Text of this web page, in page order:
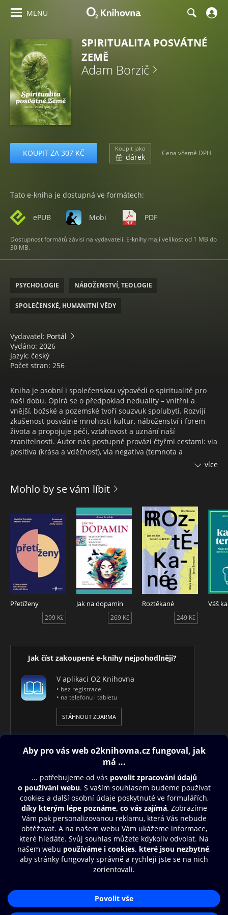
MENU
SPIRITUALITA POSVÁTNÉ
ZEMĚ
Adam Borzič
KOUPIT ZA 307 KČ Koupit jako
dárek Cena včetně DPH
Tato e-kniha je dostupná ve formátech:
ePUB Mobi PDF
Dostupnost formátů závisí na vydavateli. E-knihy mají velikost od 1 MB do
30 MB.
PSYCHOLOGIE NÁBOŽENSTVÍ, TEOLOGIE
SPOLEČENSKÉ, HUMANITNÍ VĚDY
Vydavatel: Portál
Vydáno: 2026
Jazyk: český
Počet stran: 256
Kniha je osobní i společenskou výpovědí o spiritualitě pro
naši dobu. Opírá se o předpoklad neduality – vnitřní a
vnější, božské a pozemské tvoří souzvuk spolubytí. Rozvíjí
zkušenost posvátné mnohosti kultur, náboženství i forem
života a propojuje péči, vztahovost a uznání naší
zranitelnosti. Autor nás postupně provází čtyřmi cestami: via
positiva (krása a vděčnost), via negativa (temnota a
krize i z inspirace mystickými tradicemi (zvláště křesťanské
je „manifest“ spolubytí – vize, která zve k soucitu, odvaze a
nové kultuře života.
více
Mohlo by se vám líbit
Přetíženy
299 Kč
Jak na dopamin
269 Kč
Roztěkané
249 Kč
Jak číst zakoupené e-knihy nejpohodlněji?
V aplikaci O2 Knihovna
• bez registrace
• na telefonu i tabletu
STÁHNOUT ZDARMA
Obsah ke stažení
Moje O2 Knihovna
Další zábava
© O2 Czech Republic a.s.
Přístupnost
Zásady zpracování osobních údajůAplikace O2 Knihovna